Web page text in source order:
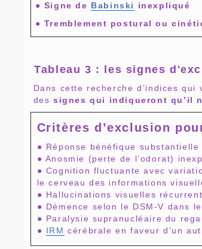
● Signe de Babinski
inexpliqué
● Tremblement postural ou
Tableau 3 : les signes
Dans cette recherche d’indices
des signes qui indiqueront qu’il
Critères d’exclusion
● Réponse bénéfique
● Anosmie (perte de l’odorat)
● Cognition fluctuante avec
le cerveau des informations
● Hallucinations visuelles
● Démence selon le DSM-V dans
● Paralysie supranucléaire du
● IRM cérébrale en faveur d’un